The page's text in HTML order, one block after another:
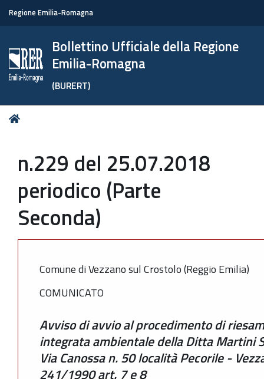
Regione Emilia-Romagna
Bollettino Ufficiale della Regione
Emilia-Romagna
(BURERT)
Tu
n.229 del 25.07.2018
periodico (Parte
Seconda)
Comune di Vezzano sul Crostolo (Reggio Emilia)
COMUNICATO
Avviso di avvio al procedimento di
integrata ambientale della Ditta Martini
Via Canossa n. 50 località Pecorile -
241/1990 art. 7 e 8